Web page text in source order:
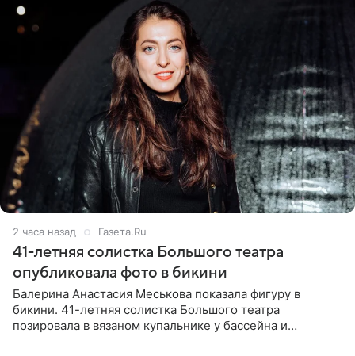
2 часа назад Газета.Ru
41-летняя солистка Большого театра
опубликовала фото в бикини
Балерина Анастасия Меськова показала фигуру в
бикини. 41-летняя солистка Большого театра
позировала в вязаном купальнике у бассейна и